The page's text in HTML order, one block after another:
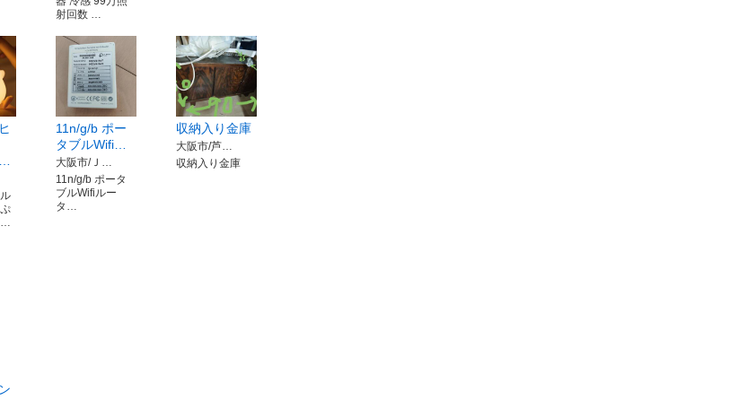
射回数 …
…
11n/g/b ポー
タブルWifi…
大阪市/Ｊ…
11n/g/b ポータ
ブルWifiルー
タ…
収納入り金庫
大阪市/芦…
収納入り金庫